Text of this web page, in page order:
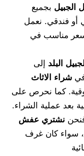
الجبيل بجميع
أو فندقي. نعمل
سعر مناسب في
البلد إلى
شراء الاثاث
كما نحرص على
بعد عملية الشراء.
نشتري عفش
سواء كان غرف